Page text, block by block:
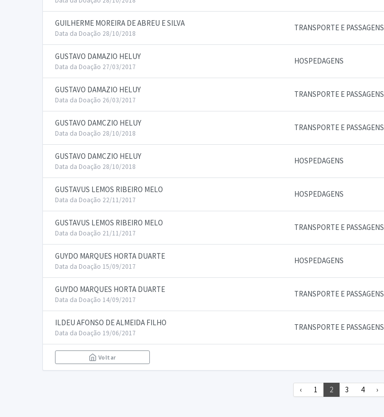
GUILHERME MOREIRA DE ABREU E SILVA
Data da Doação 28/10/2018
TRANSPORTE E PASSAGENS
GUSTAVO DAMAZIO HELUY
Data da Doação 27/03/2017
HOSPEDAGENS
GUSTAVO DAMAZIO HELUY
Data da Doação 26/03/2017
TRANSPORTE E PASSAGENS
GUSTAVO DAMCZIO HELUY
Data da Doação 28/10/2018
TRANSPORTE E PASSAGENS
GUSTAVO DAMCZIO HELUY
Data da Doação 28/10/2018
HOSPEDAGENS
GUSTAVUS LEMOS RIBEIRO MELO
Data da Doação 22/11/2017
HOSPEDAGENS
GUSTAVUS LEMOS RIBEIRO MELO
Data da Doação 21/11/2017
TRANSPORTE E PASSAGENS
GUYDO MARQUES HORTA DUARTE
Data da Doação 15/09/2017
HOSPEDAGENS
GUYDO MARQUES HORTA DUARTE
Data da Doação 14/09/2017
TRANSPORTE E PASSAGENS
ILDEU AFONSO DE ALMEIDA FILHO
Data da Doação 19/06/2017
TRANSPORTE E PASSAGENS
Voltar
‹ 1 2 3 4 ›